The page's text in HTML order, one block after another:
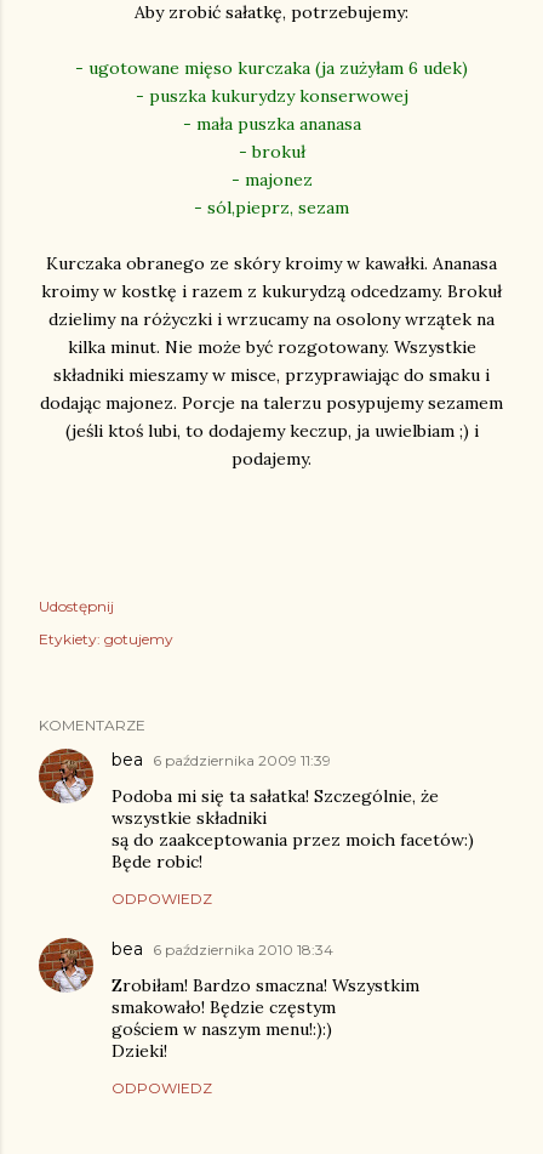
Aby zrobić sałatkę, potrzebujemy:
- ugotowane mięso kurczaka (ja zużyłam 6 udek)
- puszka kukurydzy konserwowej
- mała puszka ananasa
- brokuł
- majonez
- sól,pieprz, sezam
Kurczaka obranego ze skóry kroimy w kawałki. Ananasa
kroimy w kostkę i razem z kukurydzą odcedzamy. Brokuł
dzielimy na różyczki i wrzucamy na osolony wrzątek na
kilka minut. Nie może być rozgotowany. Wszystkie
składniki mieszamy w misce, przyprawiając do smaku i
dodając majonez. Porcje na talerzu posypujemy sezamem
(jeśli ktoś lubi, to dodajemy keczup, ja uwielbiam ;) i
podajemy.
Udostępnij
Etykiety: gotujemy
KOMENTARZE
bea 6 października 2009 11:39
Podoba mi się ta sałatka! Szczególnie, że
wszystkie składniki
są do zaakceptowania przez moich facetów:)
Będe robic!
ODPOWIEDZ
bea 6 października 2010 18:34
Zrobiłam! Bardzo smaczna! Wszystkim
smakowało! Będzie częstym
gościem w naszym menu!:):)
Dzieki!
ODPOWIEDZ